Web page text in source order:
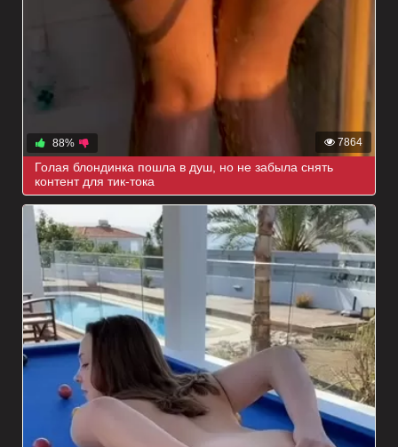
7864
88%
Голая блондинка пошла в душ, но не забыла снять
контент для тик-тока